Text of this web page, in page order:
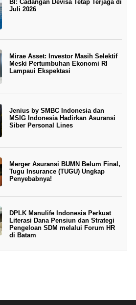
BI: Cadangan Devisa Tetap Terjaga di
Juli 2026
Mirae Asset: Investor Masih Selektif
Meski Pertumbuhan Ekonomi RI
Lampaui Ekspektasi
Jenius by SMBC Indonesia dan
MSIG Indonesia Hadirkan Asuransi
Siber Personal Lines
Merger Asuransi BUMN Belum Final,
Tugu Insurance (TUGU) Ungkap
Penyebabnya!
DPLK Manulife Indonesia Perkuat
Literasi Dana Pensiun dan Strategi
Pengeloan SDM melalui Forum HR
di Batam